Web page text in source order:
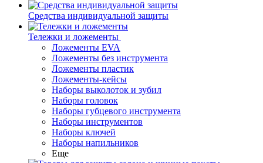
Средства индивидуальной защиты
Тележки и ложементы
Ложементы EVA
Ложементы без инструмента
Ложементы пластик
Ложементы-кейсы
Наборы выколоток и зубил
Наборы головок
Наборы губцевого инструмента
Наборы инструментов
Наборы ключей
Наборы напильников
Еще